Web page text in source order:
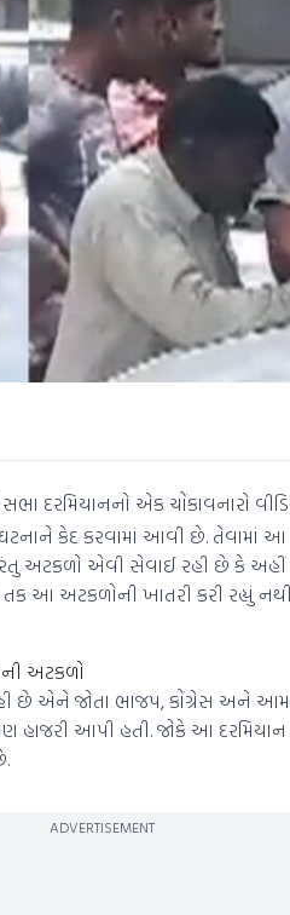
દરમિયાનનો એક ચોંકાવનારો
કેદ કરવામાં આવી છે. તેવામાં
અટકળો એવી સેવાઈ રહી છે કે અહીં
આ અટકળોની ખાતરી કરી રહ્યું
અટકળો
છે એને જોતા ભાજપ, કોંગ્રેસ અને આમ
હાજરી આપી હતી. જોકે આ દરમિયાન
ADVERTISEMENT